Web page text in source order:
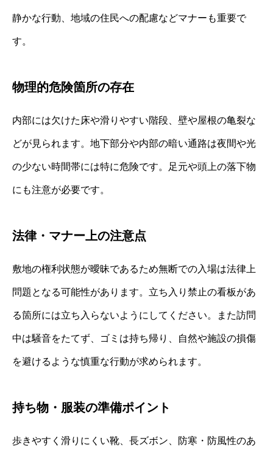
静かな行動、地域の住民への配慮などマナーも重要で
す。
物理的危険箇所の存在
内部には欠けた床や滑りやすい階段、壁や屋根の亀裂な
どが見られます。地下部分や内部の暗い通路は夜間や光
の少ない時間帯には特に危険です。足元や頭上の落下物
にも注意が必要です。
法律・マナー上の注意点
敷地の権利状態が曖昧であるため無断での入場は法律上
問題となる可能性があります。立ち入り禁止の看板があ
る箇所には立ち入らないようにしてください。また訪問
中は騒音をたてず、ゴミは持ち帰り、自然や施設の損傷
を避けるような慎重な行動が求められます。
持ち物・服装の準備ポイント
歩きやすく滑りにくい靴、長ズボン、防寒・防風性のあ